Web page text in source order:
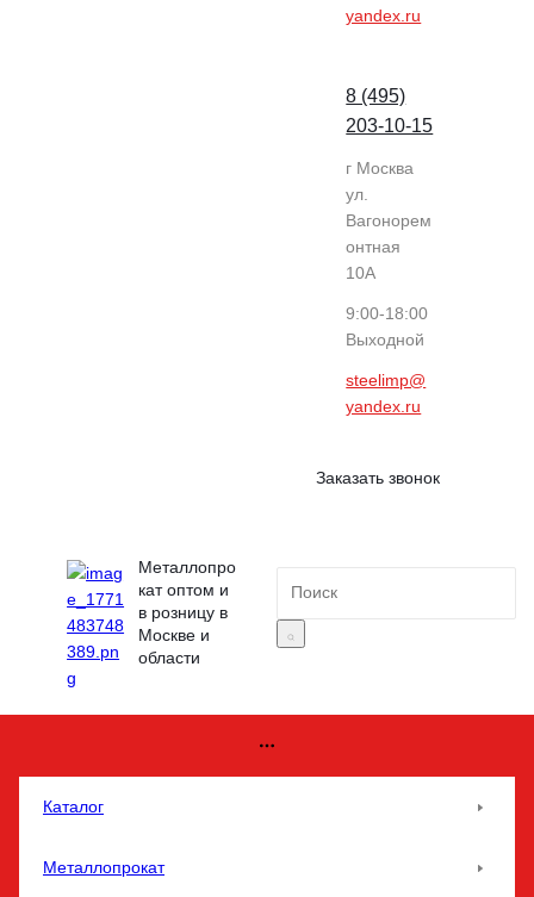
yandex.ru
8 (495)
203-10-15
г Москва
ул.
Вагонорем
онтная
10А
9:00-18:00
Выходной
steelimp@
yandex.ru
Заказать звонок
Металлопро
кат оптом и
в розницу в
Москве и
области
Каталог
Металлопрокат